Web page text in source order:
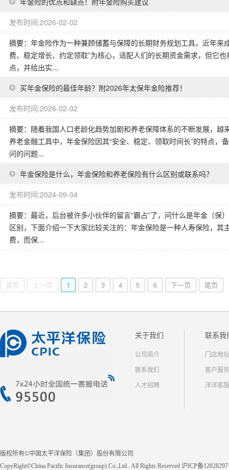
发布时间:2026-02-02
摘要：年金险作为一种兼顾储蓄与保障的长期财务规划工具，近年来
费、稳定增长、约定领取”为核心，适配人们的长期资金需求，但它
点，并给出实...
买年金保险的最佳年龄？附2026年太保年金险推荐！
发布时间:2026-02-02
摘要：随着我国人口老龄化趋势加剧和养老保障体系的不断发展，
养老金融工具中，年金保险因其“安全、稳定、领取时间长”的特点，
问的问题...
年金保险是什么，年金保险和养老保险有什么区别或联系吗？
发布时间:2024-09-04
摘要：最近，后台被许多小伙伴的留言“霸占”了，问什么是年金（保
区别，下面介绍一下大家比较关注的：年金保险是一种人寿保险，
费，而保...
首页 上一页 1 2 3 4 5 6 下一页 尾页
关于我们
公司简介
联系我们
人才招聘
联系我
门店地址
客户服务
洋洋客服
版权所有©中国太平洋保险（集团）股份有限公司
CopyRight©China Pacific Insurance(group) Co.,Ltd.. All Rights Reserved 沪ICP备